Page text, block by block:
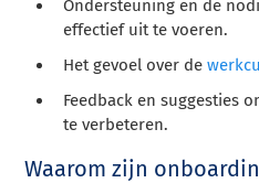
Ondersteuning en de
effectief uit te voeren.
Het gevoel over de
Feedback en suggesties
te verbeteren.
Waarom zijn